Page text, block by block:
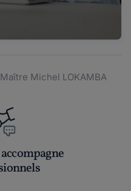
Maître Michel LOKAMBA